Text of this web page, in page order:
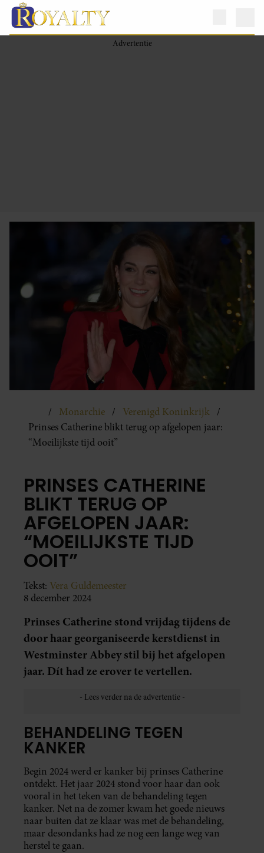
Monarchie
Verenigd Koninkrijk
Prinses Catherine blikt terug op afgelopen jaar:
“Moeilijkste tijd ooit”
PRINSES CATHERINE
BLIKT TERUG OP
AFGELOPEN JAAR:
“MOEILIJKSTE TIJD
OOIT”
Tekst: Vera Guldemeester
8 december 2024
Prinses Catherine stond vrijdag tijdens de
door haar georganiseerde kerstdienst in
Westminster Abbey stil bij het afgelopen
jaar. Dít had ze erover te vertellen.
BEHANDELING TEGEN
KANKER
Begin 2024 werd er kanker bij prinses Catherine
ontdekt. Het jaar 2024 stond voor haar dan ook
vooral in het teken van de behandeling tegen
kanker. Net na de zomer kwam het goede nieuws
naar buiten dat ze klaar was met de behandeling,
maar desondanks had ze nog een lange weg van
herstel te gaan.